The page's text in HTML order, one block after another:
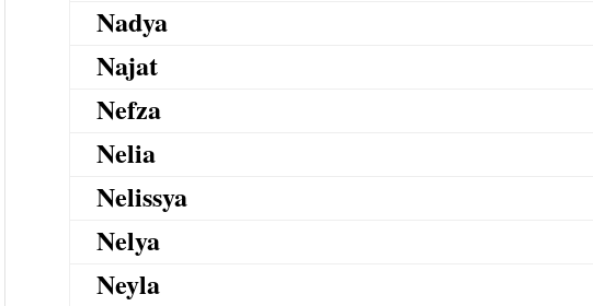
Nadya
Najat
Nefza
Nelia
Nelissya
Nelya
Neyla